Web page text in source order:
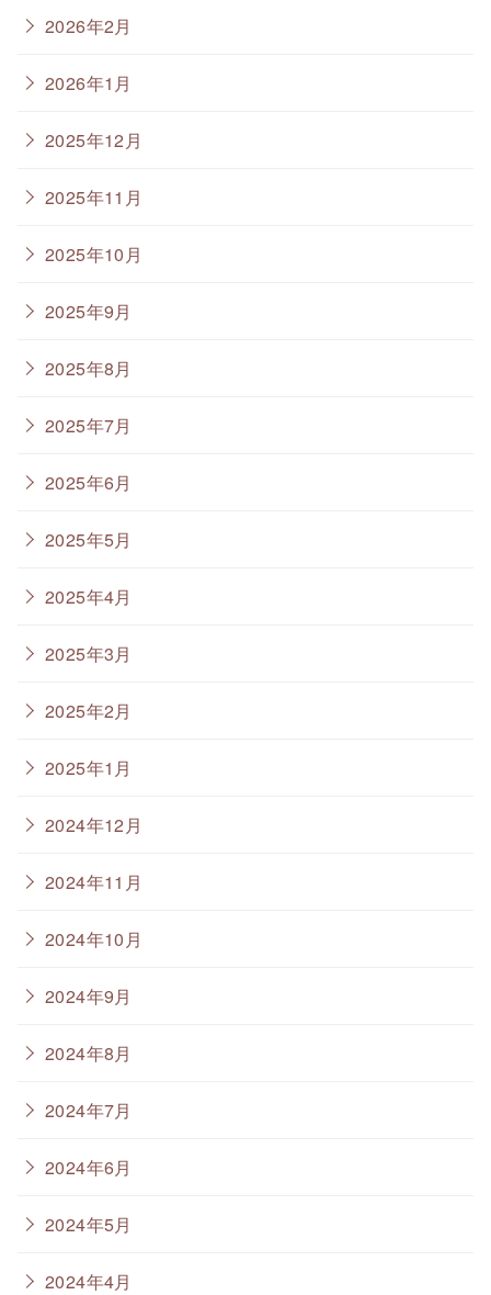
2026年2月
2026年1月
2025年12月
2025年11月
2025年10月
2025年9月
2025年8月
2025年7月
2025年6月
2025年5月
2025年4月
2025年3月
2025年2月
2025年1月
2024年12月
2024年11月
2024年10月
2024年9月
2024年8月
2024年7月
2024年6月
2024年5月
2024年4月